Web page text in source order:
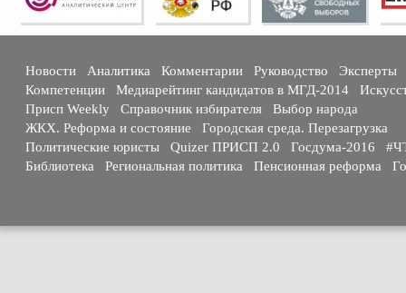
Новости Аналитика Комментарии Руководство
Эксперты
Компетенции
Медиарейтинг кандидатов в МГД-2014
Присп Weekly
Справочник избирателя
Выбор народа
ЖКХ. Реформа и состояние
Городская среда. Перезагрузка
Политические юристы
Quizer ПРИСП 2.0 Госдума-2016
Библиотека
Региональная политика Пенсионная реформа